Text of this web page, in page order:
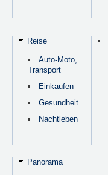
Reise
Auto-Moto,
Transport
Einkaufen
Gesundheit
Nachtleben
Panorama